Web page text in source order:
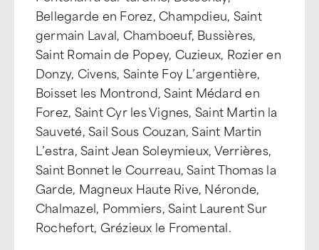
Bellegarde en Forez, Champdieu, Saint
germain Laval, Chamboeuf, Bussières,
Saint Romain de Popey, Cuzieux, Rozier en
Donzy, Civens, Sainte Foy L’argentière,
Boisset les Montrond, Saint Médard en
Forez, Saint Cyr les Vignes, Saint Martin la
Sauveté, Sail Sous Couzan, Saint Martin
L’estra, Saint Jean Soleymieux, Verrières,
Saint Bonnet le Courreau, Saint Thomas la
Garde, Magneux Haute Rive, Néronde,
Chalmazel, Pommiers, Saint Laurent Sur
Rochefort, Grézieux le Fromental.